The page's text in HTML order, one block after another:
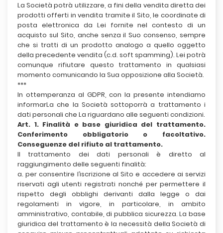
La Società potrà utilizzare, a fini della vendita diretta dei
prodotti offerti in vendita tramite il Sito, le coordinate di
posta elettronica da Lei fornite nel contesto di un
acquisto sul Sito, anche senza il Suo consenso, sempre
che si tratti di un prodotto analogo a quello oggetto
della precedente vendita (c.d. soft spamming). Lei potrà
comunque rifiutare questo trattamento in qualsiasi
momento comunicando la Sua opposizione alla Società.
***
In ottemperanza al GDPR, con la presente intendiamo
informarLa che la Società sottoporrà a trattamento i
dati personali che La riguardano alle seguenti condizioni.
Art. 1. Finalità e base giuridica del trattamento.
Conferimento obbligatorio o facoltativo.
Conseguenze del rifiuto al trattamento.
Il trattamento dei dati personali è diretto al
raggiungimento delle seguenti finalità:
a. per consentire l’iscrizione al Sito e accedere ai servizi
riservati agli utenti registrati nonché per permettere il
rispetto degli obblighi derivanti dalla legge o dai
regolamenti in vigore, in particolare, in ambito
amministrativo, contabile, di pubblica sicurezza. La base
giuridica del trattamento è la necessità della Società di